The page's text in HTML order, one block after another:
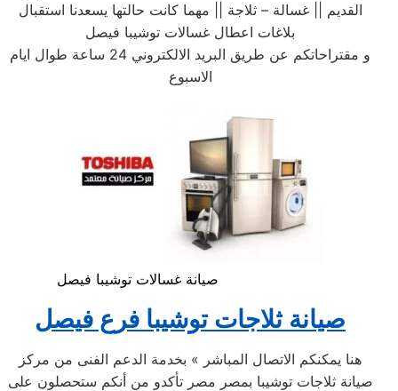
القديم || غسالة – ثلاجة || مهما كانت حالتها يسعدنا استقبال
بلاغات اعطال غسالات توشيبا فيصل
و مقتراحاتكم عن طريق البريد الالكتروني 24 ساعة طوال ايام
الاسبوع
صيانة غسالات توشيبا فيصل
صيانة ثلاجات توشيبا فرع فيصل
هنا يمكنكم الاتصال المباشر » بخدمة الدعم الفنى من مركز
صيانة ثلاجات توشيبا بمصر مصر تأكدو من أنكم ستحصلون على